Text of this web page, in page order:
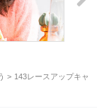
143レースアップキャ